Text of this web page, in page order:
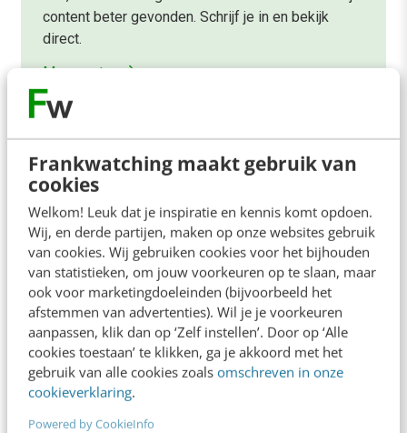
Frankwatching maakt gebruik van
cookies
Welkom! Leuk dat je inspiratie en kennis komt opdoen.
Wij, en derde partijen, maken op onze websites gebruik
van cookies. Wij gebruiken cookies voor het bijhouden
van statistieken, om jouw voorkeuren op te slaan, maar
ook voor marketingdoeleinden (bijvoorbeeld het
afstemmen van advertenties). Wil je je voorkeuren
aanpassen, klik dan op ‘Zelf instellen’. Door op ‘Alle
cookies toestaan’ te klikken, ga je akkoord met het
gebruik van alle cookies zoals omschreven in onze
cookieverklaring.
Powered by CookieInfo
content beter gevonden. Schrijf je in en bekijk
direct.
Meer weten
Contact Redactie
redactie@frankwatching.com
+31 30 200 1045
Tarieven
Meer contactopties
Frankwatching